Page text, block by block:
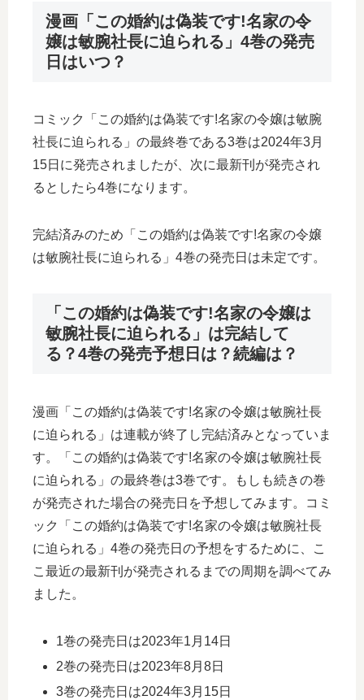
漫画「この婚約は偽装です!名家の令
嬢は敏腕社長に迫られる」4巻の発売
日はいつ？
コミック「この婚約は偽装です!名家の令嬢は敏腕
社長に迫られる」の最終巻である3巻は2024年3月
15日に発売されましたが、次に最新刊が発売され
るとしたら4巻になります。
完結済みのため「この婚約は偽装です!名家の令嬢
は敏腕社長に迫られる」4巻の発売日は未定です。
「この婚約は偽装です!名家の令嬢は
敏腕社長に迫られる」は完結して
る？4巻の発売予想日は？続編は？
漫画「この婚約は偽装です!名家の令嬢は敏腕社長
に迫られる」は連載が終了し完結済みとなっていま
す。「この婚約は偽装です!名家の令嬢は敏腕社長
に迫られる」の最終巻は3巻です。もしも続きの巻
が発売された場合の発売日を予想してみます。コミ
ック「この婚約は偽装です!名家の令嬢は敏腕社長
に迫られる」4巻の発売日の予想をするために、こ
こ最近の最新刊が発売されるまでの周期を調べてみ
ました。
1巻の発売日は2023年1月14日
2巻の発売日は2023年8月8日
3巻の発売日は2024年3月15日